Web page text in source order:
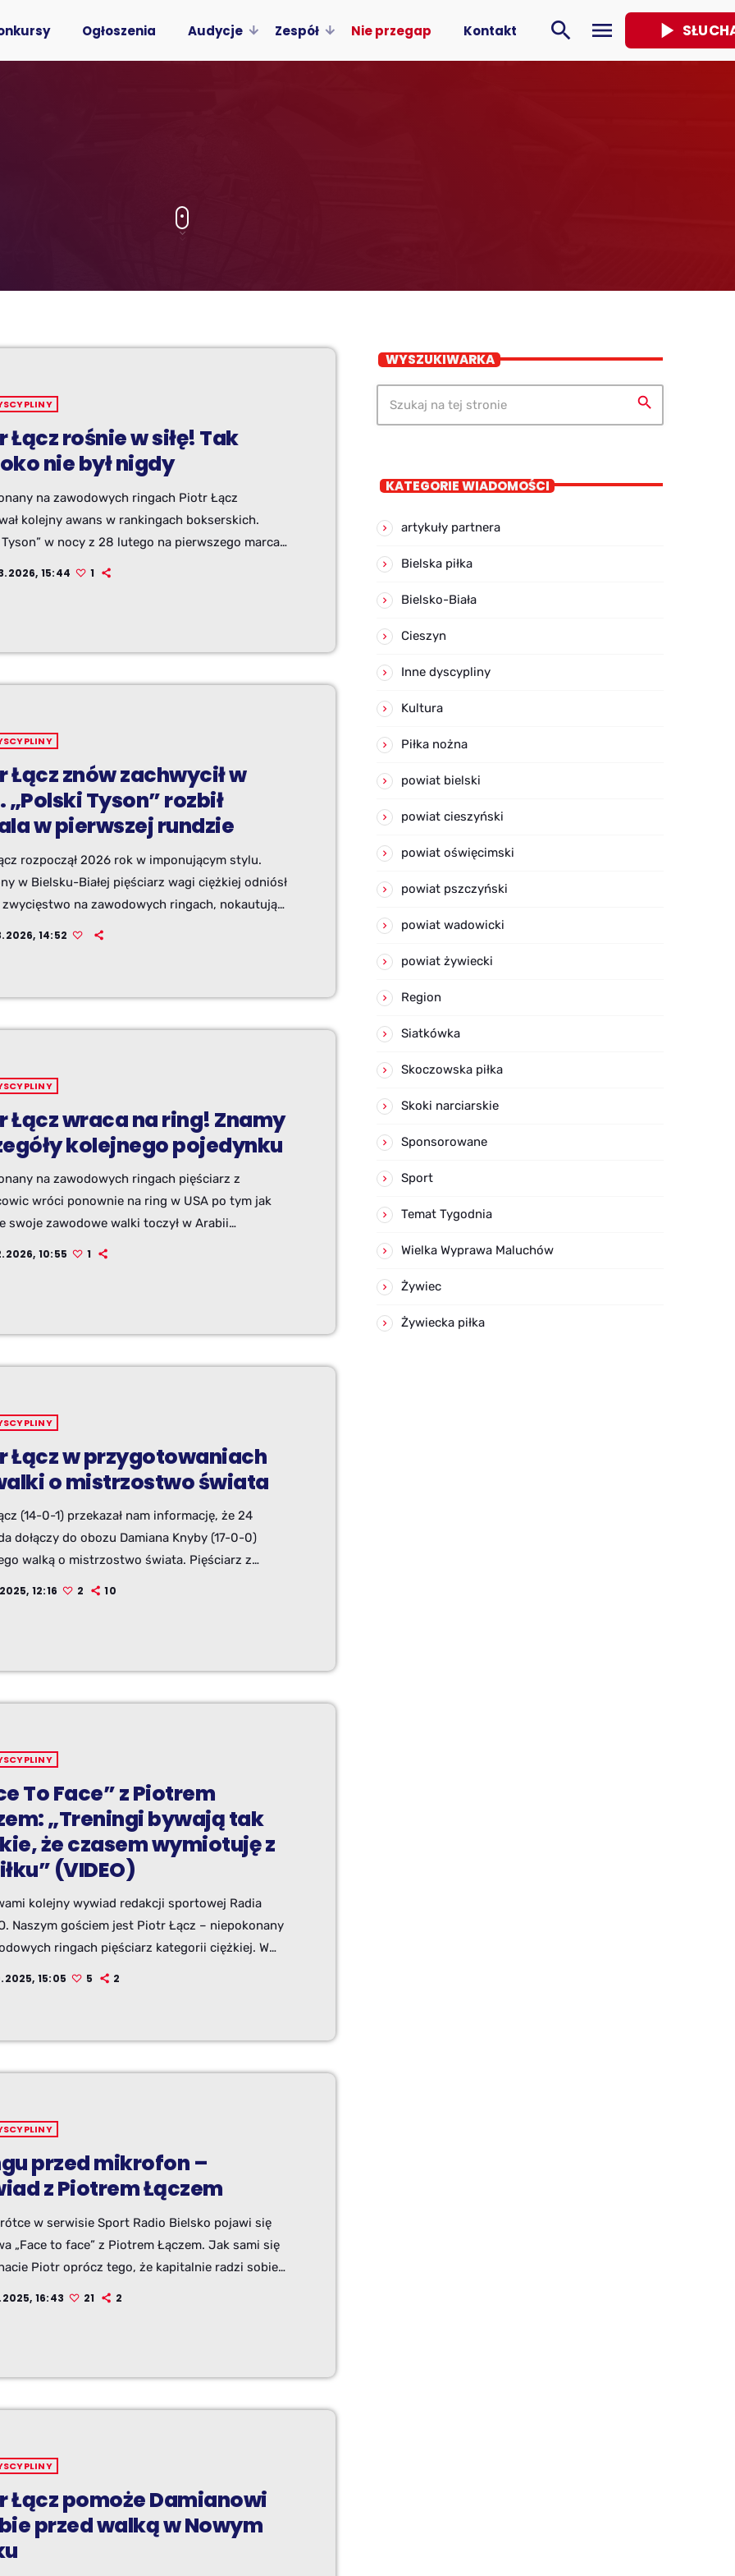
Ogłoszenia Audycje Zespół Nie przegap Kontakt search menu play_arrow
Łącz rośnie w siłę! Tak
nie był nigdy
na zawodowych ringach Piotr Łącz
kolejny awans w rankingach bokserskich.
Tyson” w nocy z 28 lutego na pierwszego marca
sposób znokautował Dominiqa Valerę na
15:44 1
Łącz znów zachwycił w
„Polski Tyson” rozbił
w pierwszej rundzie
rozpoczął 2026 rok w imponującym stylu.
w Bielsku-Białej pięściarz wagi ciężkiej odniósł
zwycięstwo na zawodowych ringach, nokautując
Valerę podczas gali Rockin’ Fights 53 w
14:52
Łącz wraca na ring! Znamy
kolejnego pojedynku
na zawodowych ringach pięściarz z
wróci ponownie na ring w USA po tym jak
swoje zawodowe walki toczył w Arabii
10:55 1
Łącz w przygotowaniach
o mistrzostwo świata
(14-0-1) przekazał nam informację, że 24
dołączy do obozu Damiana Knyby (17-0-0)
walką o mistrzostwo świata. Pięściarz z
już niemal tradycyjnie pomoże w budowaniu
12:16 2 10
To Face” z Piotrem
„Treningi bywają tak
że czasem wymiotuję z
(VIDEO)
kolejny wywiad redakcji sportowej Radia
Naszym gościem jest Piotr Łącz – niepokonany
ringach pięściarz kategorii ciężkiej. W
powiedział nam w jak trudnych
15:05 5 2
przed mikrofon –
z Piotrem Łączem
w serwisie Sport Radio Bielsko pojawi się
„Face to face” z Piotrem Łączem. Jak sami się
Piotr oprócz tego, że kapitalnie radzi sobie
okazał się też świetnym rozmówcą. Nie chował
16:43 21 2
Łącz pomoże Damianowi
przed walką w Nowym
WYSZUKIWARKA
search
KATEGORIE WIADOMOŚCI
artykuły partnera
Bielska piłka
Bielsko-Biała
Cieszyn
Inne dyscypliny
Kultura
Piłka nożna
powiat bielski
powiat cieszyński
powiat oświęcimski
powiat pszczyński
powiat wadowicki
powiat żywiecki
Region
Siatkówka
Skoczowska piłka
Skoki narciarskie
Sponsorowane
Sport
Temat Tygodnia
Wielka Wyprawa Maluchów
Żywiec
Żywiecka piłka